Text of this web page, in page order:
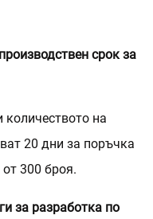
срок за
количеството на
20 дни за поръчка
300 броя.
за разработка по